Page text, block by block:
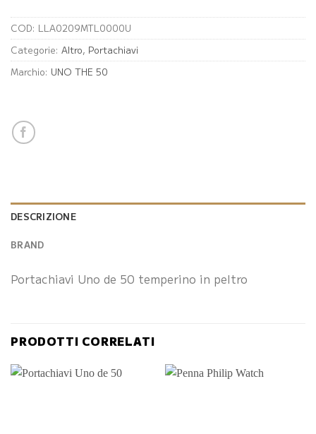
COD: LLA0209MTL0000U
Categorie: Altro, Portachiavi
Marchio: UNO THE 50
DESCRIZIONE
BRAND
Portachiavi Uno de 50 temperino in peltro
PRODOTTI CORRELATI